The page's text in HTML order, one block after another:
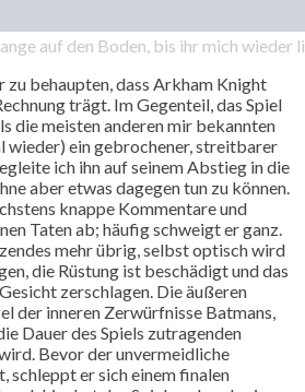
auf den Boden, bis ihr mich wieder
zu behaupten, dass Arkham Knight
trägt. Im Gegenteil, das Spiel
die meisten anderen mir bekannten
wieder) ein gebrochener, streitbarer
ich ihn auf seinem Abstieg in die
aber etwas dagegen tun zu können.
knappe Kommentare und
Taten ab; häufig schweigt er ganz.
mehr übrig, selbst optisch wird
die Rüstung ist beschädigt und das
zerschlagen. Die äußeren
der inneren Zerwürfnisse Batmans,
Dauer des Spiels zutragenden
Bevor der unvermeidliche
schleppt er sich einem finalen